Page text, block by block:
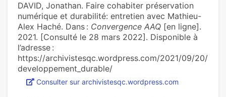
DAVID, Jonathan. Faire cohabiter préservation
numérique et durabilité: entretien avec Mathieu-
Alex Haché. Dans : Convergence AAQ [en ligne].
2021. [Consulté le 28 mars 2022]. Disponible à
l’adresse :
https://archivistesqc.wordpress.com/2021/09/20/
developpement_durable/
Consulter sur archivistesqc.wordpress.com